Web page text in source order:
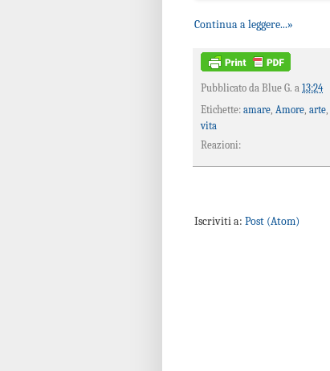
Continua a leggere...»
Pubblicato da Blue G. a 13:24
Etichette: amare Amore arte
vita
Reazioni:
Iscriviti a: Post (Atom)